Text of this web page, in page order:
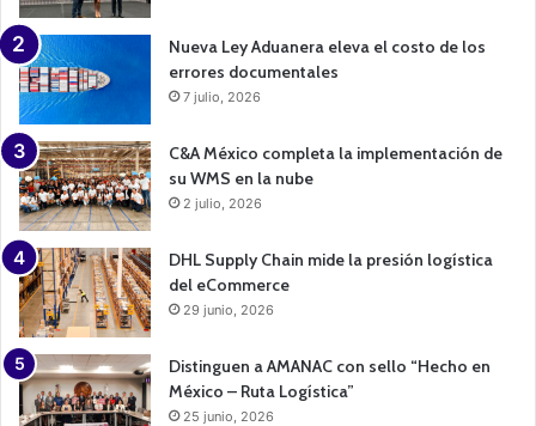
Nueva Ley Aduanera eleva el costo de los
errores documentales
7 julio, 2026
C&A México completa la implementación de
su WMS en la nube
2 julio, 2026
DHL Supply Chain mide la presión logística
del eCommerce
29 junio, 2026
Distinguen a AMANAC con sello “Hecho en
México – Ruta Logística”
25 junio, 2026